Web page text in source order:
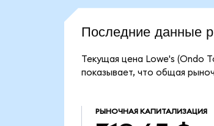
Последние
Текущая цена Lowe's (Ondo
показывает, что общая
РЫНОЧНАЯ КАПИТАЛИЗАЦИЯ